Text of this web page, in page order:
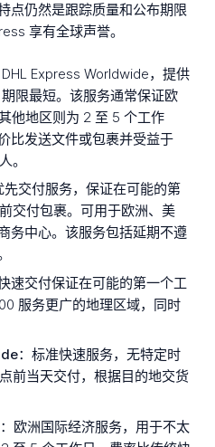
点仍然是跟踪质量和公布期限
享有全球声誉。
Express Worldwide，提供
限最短。该服务通常保证欧
他地区则为 2 至 5 个工作
比发送文件或包裹并受益于
。
先交付服务，保证在可能的第
交付包裹。可用于欧洲、美
务中心。该服务包括延期不遵
速交付保证在可能的第一个工
服务更广的地理区域，同时
： 标准快速服务，无特定时
前当天交付，根据目的地交货
欧洲国际经济服务，用于不太